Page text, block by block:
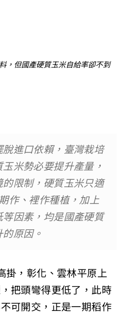
，但國產硬質玉米自給率卻不到
進口依賴，臺灣栽培
米勢必要提升產量，
限制，硬質玉米只適
作、裡作種植，加上
因素，均是國產硬質
原因。
，彰化、雲林平原上
把頭彎得更低了，此時
可開交，正是一期稻作